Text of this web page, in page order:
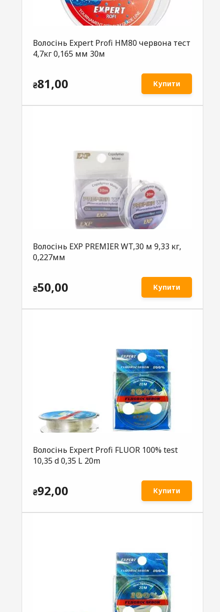
Волосінь Expеrt Profi НМ80 червона тест
4,7кг 0,165 мм 30м
₴81,00 Купити
Волосінь EXP PREMIER WT,30 м 9,33 кг,
0,227мм
₴50,00 Купити
Волосінь Expert Profi FLUOR 100% test
10,35 d 0,35 L 20m
₴92,00 Купити